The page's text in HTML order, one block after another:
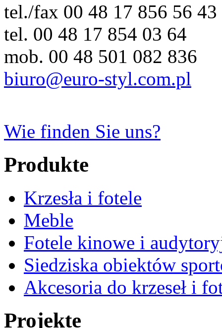
tel./fax 00 48 17 856 56 43
tel. 00 48 17 854 03 64
mob. 00 48 501 082 836
biuro@euro-styl.com.pl
Wie finden Sie uns?
Produkte
Krzesła i fotele
Meble
Fotele kinowe i
Siedziska obiektów
Akcesoria do krzeseł i
Projekte